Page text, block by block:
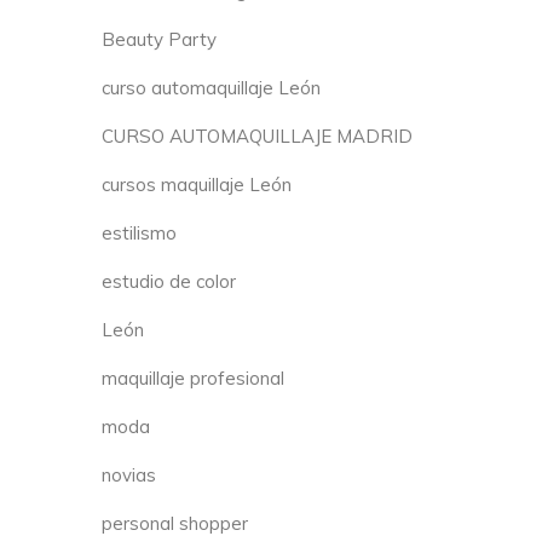
Beauty Party
curso automaquillaje León
CURSO AUTOMAQUILLAJE MADRID
cursos maquillaje León
estilismo
estudio de color
León
maquillaje profesional
moda
novias
personal shopper